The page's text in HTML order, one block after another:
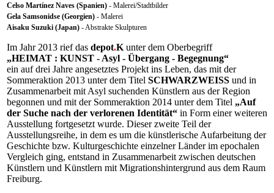
Celso Martínez Naves (Spanien) - Malerei/Stadtbilder
Gela Samsonidse (Georgien) - Malerei
Aisaku Suzuki (Japan) - Abstrakte Skulpturen
Im Jahr 2013 rief das depot.K unter dem Oberbegriff
„HEIMAT : KUNST - Asyl - Übergang - Begegnung“
ein auf drei Jahre angesetztes Projekt ins Leben, das mit der
Sommeraktion 2013 unter dem Titel SCHWARZWEISS und in
Zusammenarbeit mit Asyl suchenden Künstlern aus der Region
begonnen und mit der Sommeraktion 2014 unter dem Titel „Auf
der Suche nach der verlorenen Identität“ in Form einer weiteren
Ausstellung fortgesetzt wurde. Dieser zweite Teil der
Ausstellungsreihe, in dem es um die künstlerische Aufarbeitung der
Geschichte bzw. Kulturgeschichte einzelner Länder im epochalen
Vergleich ging, entstand in Zusammenarbeit zwischen deutschen
Künstlern und Künstlern mit Migrationshintergrund aus dem Raum
Freiburg.